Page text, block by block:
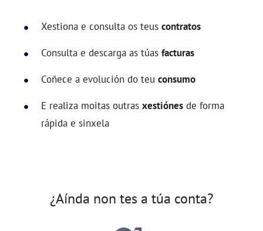
Xestiona e consulta os teus contratos
Consulta e descarga as túas facturas
Coñece a evolución do teu consumo
E realiza moitas outras xestiónes de forma
rápida e sinxela
¿Aínda non tes a túa conta?